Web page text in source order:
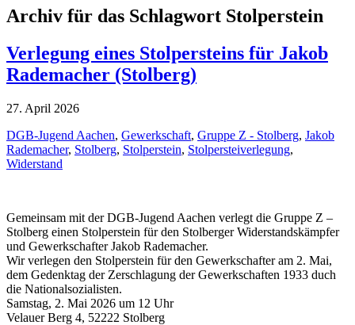
Archiv für das Schlagwort Stolperstein
Verlegung eines Stolpersteins für Jakob
Rademacher (Stolberg)
27. April 2026
DGB-Jugend Aachen, Gewerkschaft, Gruppe Z - Stolberg, Jakob
Rademacher, Stolberg, Stolperstein, Stolpersteiverlegung,
Widerstand
Gemeinsam mit der DGB-Jugend Aachen verlegt die Gruppe Z –
Stolberg einen Stolperstein für den Stolberger Widerstandskämpfer
und Gewerkschafter Jakob Rademacher.
Wir verlegen den Stolperstein für den Gewerkschafter am 2. Mai,
dem Gedenktag der Zerschlagung der Gewerkschaften 1933 duch
die Nationalsozialisten.
Samstag, 2. Mai 2026 um 12 Uhr
Velauer Berg 4, 52222 Stolberg